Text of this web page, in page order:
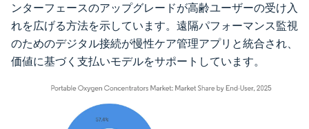
ンターフェースのアップグレードが高齢ユーザーの受け入
れを広げる方法を示しています。遠隔パフォーマンス監視
のためのデジタル接続が慢性ケア管理アプリと統合され、
価値に基づく支払いモデルをサポートしています。